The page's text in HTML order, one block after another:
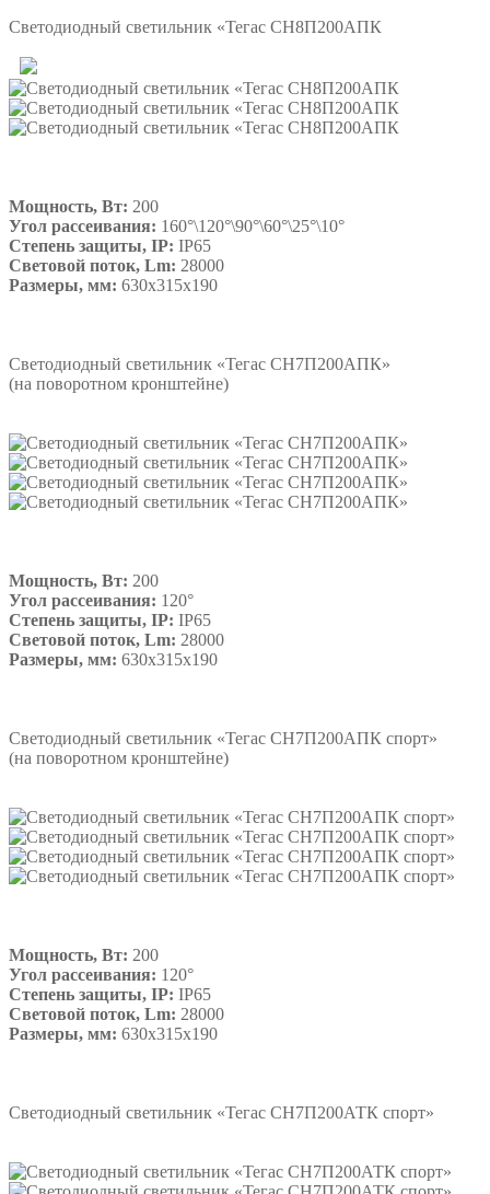
Светодиодный светильник «Тегас СН8П200АПК
Мощность, Вт: 200
Угол рассеивания: 160°\120°\90°\60°\25°\10°
Степень защиты, IP: IP65
Световой поток, Lm: 28000
Размеры, мм: 630х315х190
Светодиодный светильник «Тегас СН7П200АПК»
(на поворотном кронштейне)
Мощность, Вт: 200
Угол рассеивания: 120°
Степень защиты, IP: IP65
Световой поток, Lm: 28000
Размеры, мм: 630х315х190
Светодиодный светильник «Тегас СН7П200АПК спорт»
(на поворотном кронштейне)
Мощность, Вт: 200
Угол рассеивания: 120°
Степень защиты, IP: IP65
Световой поток, Lm: 28000
Размеры, мм: 630х315х190
Светодиодный светильник «Тегас СН7П200АТК спорт»